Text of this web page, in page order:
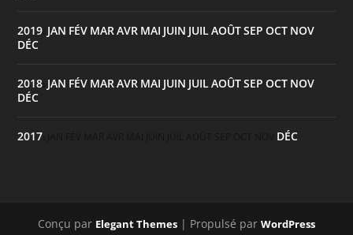
2019 JAN FÉV MAR AVR MAI JUIN JUIL AOÛTSEP OCT NOV
DÉC
2018 JAN FÉV MAR AVR MAI JUIN JUIL AOÛTSEP OCT NOV
DÉC
2017 DÉC
Conçu par Elegant Themes | Propulsé par WordPress